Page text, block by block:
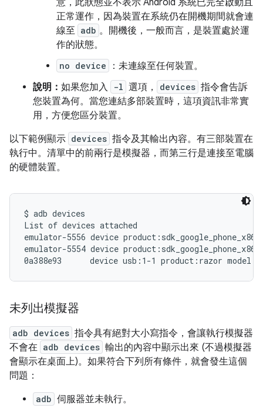
意，此狀態並不表示 Android 系統已完全啟動且
正常運作，因為裝置在系統仍在開機期間就會連
線至 adb 。開機後，一般而言，是裝置處於運
作的狀態。
no device
：未連線至任何裝置。
說明： 如果您加入 -l 選項， devices 指令會告訴
您裝置為何。當您連結多部裝置時，這項資訊非常實
用，方便您區分裝置。
以下範例顯示 devices 指令及其輸出內容。有三部裝置在
執行中。清單中的前兩行是模擬器，而第三行是連接至電腦
的硬體裝置。
$ adb devices
List of devices attached
emulator-5556 device
emulator-5554 device
未列出模擬器
adb devices 指令具有絕對大小寫指令，會讓執行模擬器
不會在 adb devices 輸出的內容中顯示出來 (不過模擬器
會顯示在桌面上)。如果符合下列所有條件，就會發生這個
問題：
adb 伺服器並未執行。